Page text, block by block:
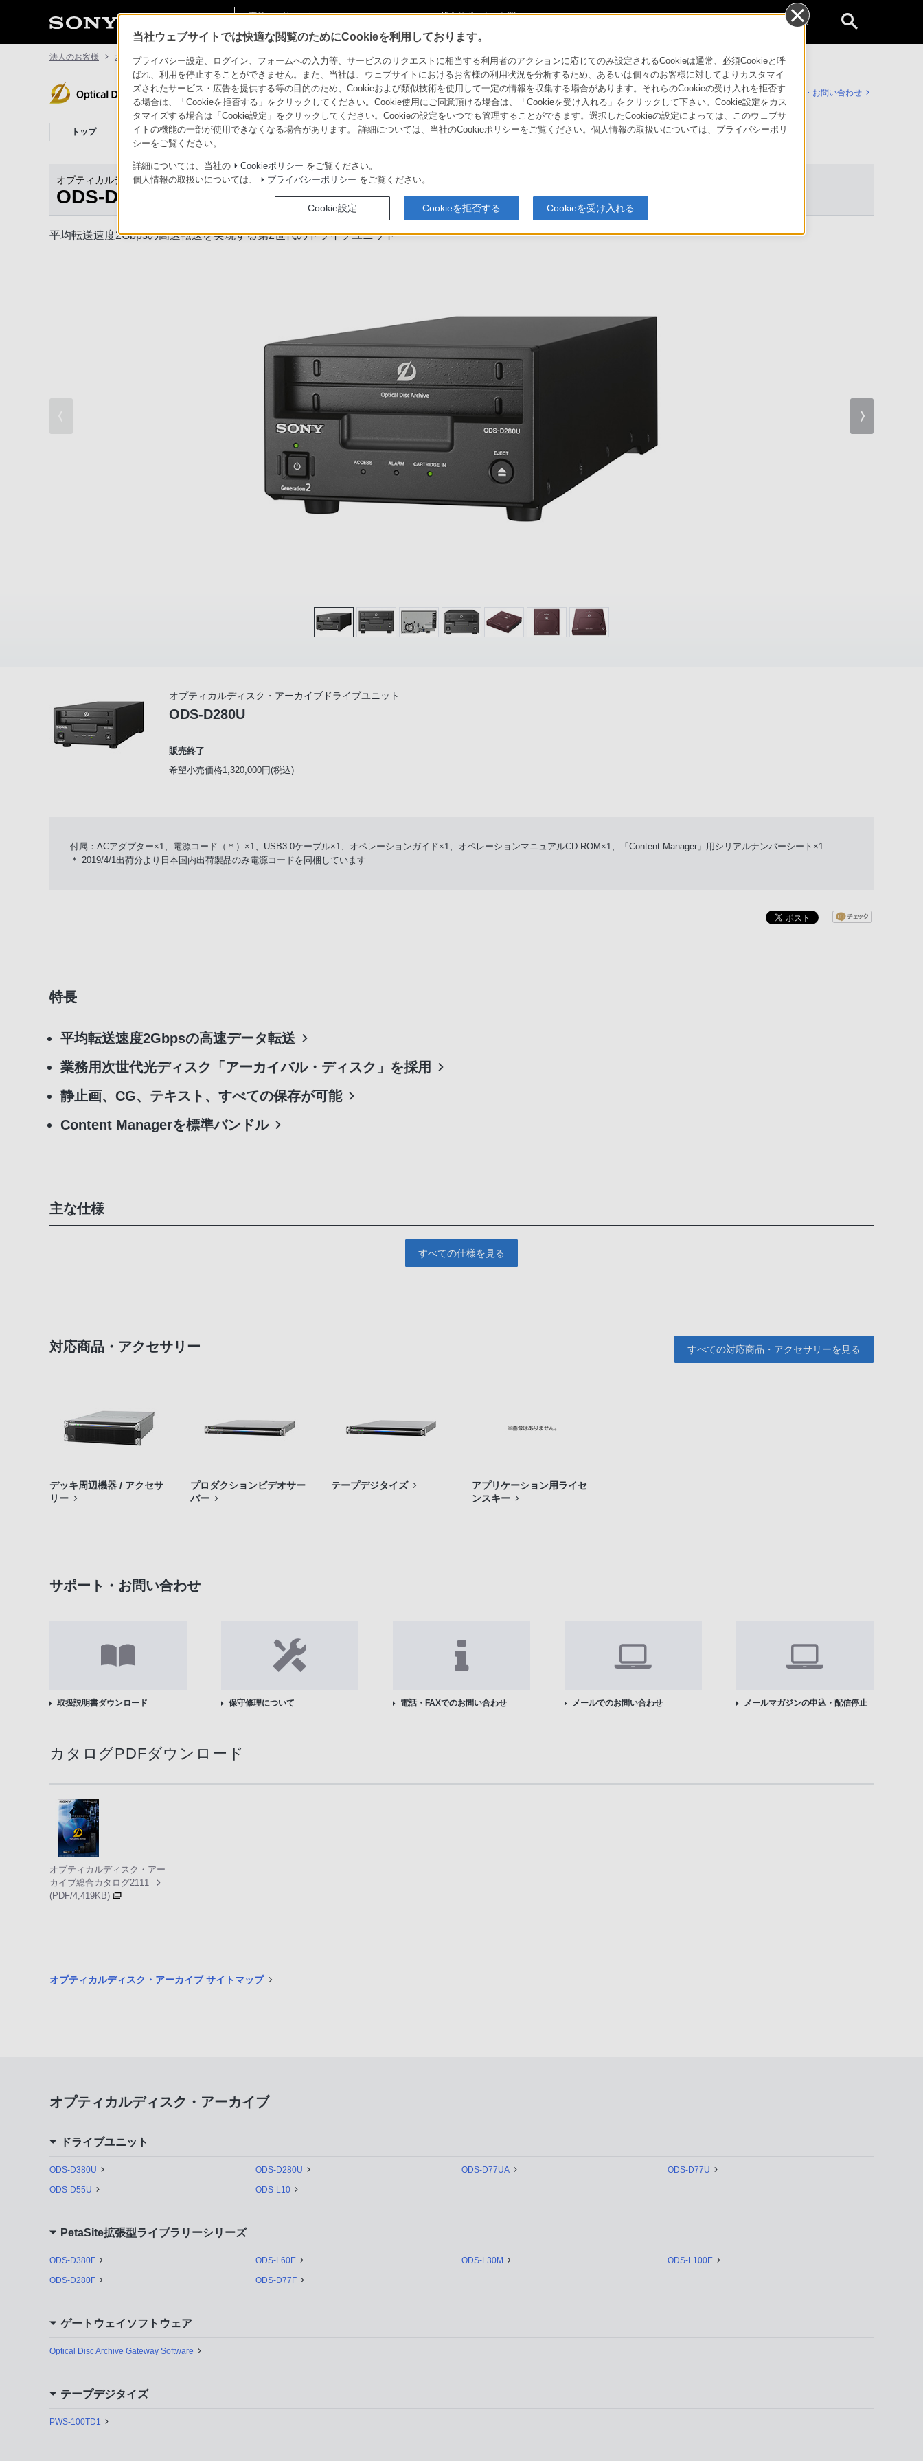
商品・ソリューショ
ン情報
総合サポート・お問
個人のお客様
法人のお客様 オプティカルディスク・アーカイブ ODS-D280U
オプティカルディスク・アーカイブ サポート・お問い合わせ
トップ
オプティカルディ
スク・アーカイブ
とは
商品一覧 関連商品 事例紹介
アプリケーション
ソフトウェア
オプティカルディスク・アーカイブドライブユニット
ODS-D280U 商品トップ 特長 主な仕様
対応商品・
平均転送速度2Gbpsの高速転送を実現する第2世代のドライブユニット
オプティカルディスク・アーカイブドライブユニット
ODS-D280U
販売終了
希望小売価格1,320,000円(税込)
付属：ACアダプター×1、電源コード（＊）×1、USB3.0ケーブル×1、オペレーションガイド×1、オペレーションマニュアルCD-ROM×1、「Content Manager」用シリアルナンバーシート×1
＊ 2019/4/1出荷分より日本国内出荷製品のみ電源コードを同梱しています
特長
平均転送速度2Gbpsの高速データ転送
業務用次世代光ディスク「アーカイバル・ディスク」を採用
静止画、CG、テキスト、すべての保存が可能
Content Managerを標準バンドル
主な仕様
すべての仕様を見る
対応商品・アクセサリー すべての対応商品・アクセサリーを見る
デッキ周辺機器 / アクセサ
リー
プロダクションビデオサー
バー
テープデジタイズ
アプリケーション用ライセ
ンスキー
サポート・お問い合わせ
取扱説明書ダウンロード 保守修理について 電話・FAXでのお問い合わせ メールでのお問い合わせ メールマガジンの申込・配信停止
カタログPDFダウンロード
オプティカルディスク・アー
カイブ総合カタログ2111
(PDF/4,419KB)
オプティカルディスク・アーカイブ サイトマップ
オプティカルディスク・アーカイブ
ドライブユニット
ODS-D380U ODS-D280U ODS-D77UA ODS-D77U
ODS-D55U ODS-L10
PetaSite拡張型ライブラリーシリーズ
ODS-D380F ODS-L60E ODS-L30M ODS-L100E
ODS-D280F ODS-D77F
ゲートウェイソフトウェア
Optical Disc Archive Gateway Software
テープデジタイズ
PWS-100TD1
当社ウェブサイトでは快適な閲覧のためにCookieを利用しております。
プライバシー設定、ログイン、フォームへの入力等、サービスのリクエストに相当する利用者のアクションに応じてのみ設定されるCookieは通常、必須Cookieと呼
ばれ、利用を停止することができません。また、当社は、ウェブサイトにおけるお客様の利用状況を分析するため、あるいは個々のお客様に対してよりカスタマイ
ズされたサービス・広告を提供する等の目的のため、Cookieおよび類似技術を使用して一定の情報を収集する場合があります。それらのCookieの受け入れを拒否す
る場合は、「Cookieを拒否する」をクリックしてください。Cookie使用にご同意頂ける場合は、「Cookieを受け入れる」をクリックして下さい。Cookie設定をカス
タマイズする場合は「Cookie設定」をクリックしてください。Cookieの設定をいつでも管理することができます。選択したCookieの設定によっては、このウェブサ
イトの機能の一部が使用できなくなる場合があります。 詳細については、当社のCookieポリシーをご覧ください。個人情報の取扱いについては、プライバシーポリ
シーをご覧ください。
詳細については、当社の Cookieポリシー をご覧ください。
個人情報の取扱いについては、
プライバシーポリシー をご覧ください。
Cookie設定 Cookieを拒否する Cookieを受け入れる